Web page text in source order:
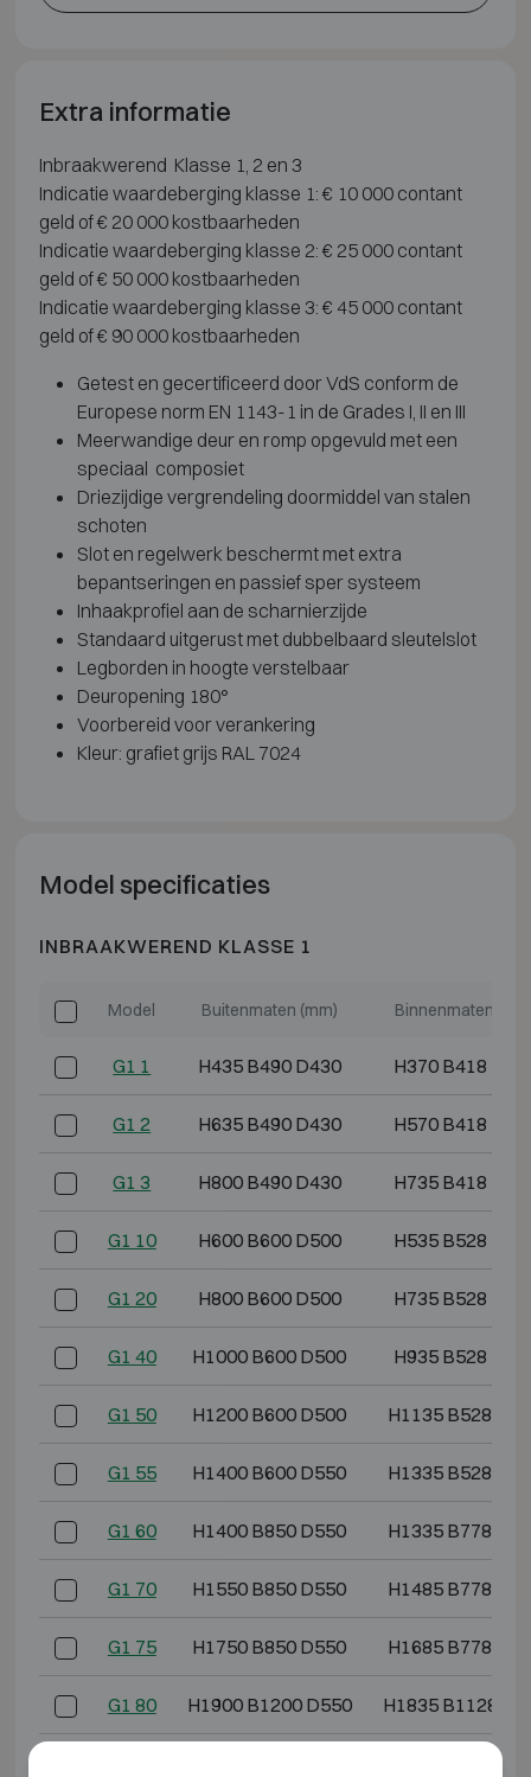
Extra informatie
Inbraakwerend Klasse 1, 2 en 3
Indicatie waardeberging klasse 1: € 10 000 contant
geld of € 20 000 kostbaarheden
Indicatie waardeberging klasse 2: € 25 000 contant
geld of € 50 000 kostbaarheden
Indicatie waardeberging klasse 3: € 45 000 contant
geld of € 90 000 kostbaarheden
Getest en gecertificeerd door VdS conform de
Europese norm EN 1143-1 in de Grades I, II en III
Meerwandige deur en romp opgevuld met een
speciaal composiet
Driezijdige vergrendeling doormiddel van stalen
schoten
Slot en regelwerk beschermt met extra
bepantseringen en passief sper systeem
Inhaakprofiel aan de scharnierzijde
Standaard uitgerust met dubbelbaard sleutelslot
Legborden in hoogte verstelbaar
Deuropening 180°
Voorbereid voor verankering
Kleur: grafiet grijs RAL 7024
Model specificaties
INBRAAKWEREND KLASSE 1
Model Buitenmaten (mm) Binnenmaten
G1 1 H435 B490 D430 H370 B418
G1 2 H635 B490 D430 H570 B418
G1 3 H800 B490 D430 H735 B418
G1 10 H600 B600 D500 H535 B528
G1 20 H800 B600 D500 H735 B528
G1 40 H1000 B600 D500 H935 B528
G1 50 H1200 B600 D500 H1135 B528
G1 55 H1400 B600 D550 H1335 B528
G1 60 H1400 B850 D550 H1335 B778
G1 70 H1550 B850 D550 H1485 B778
G1 75 H1750 B850 D550 H1685 B778
G1 80 H1900 B1200 D550 H1835 B1128